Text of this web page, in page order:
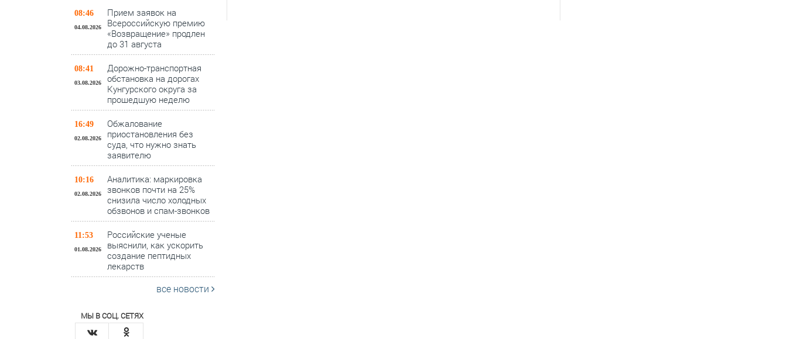
08:46
04.08.2026
Прием заявок на
Всероссийскую премию
«Возвращение» продлен
до 31 августа
08:41
03.08.2026
Дорожно-транспортная
обстановка на дорогах
Кунгурского округа за
прошедшую неделю
16:49
02.08.2026
Обжалование
приостановления без
суда, что нужно знать
заявителю
10:16
02.08.2026
Аналитика: маркировка
звонков почти на 25%
снизила число холодных
обзвонов и спам-звонков
11:53
01.08.2026
Российские ученые
выяснили, как ускорить
создание пептидных
лекарств
все новости
МЫ В СОЦ. СЕТЯХ